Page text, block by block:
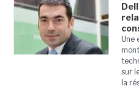
Une
sur
la